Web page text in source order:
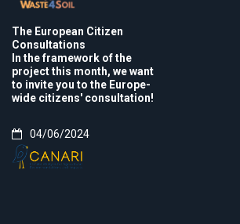
The European Citizen
Consultations
In the framework of the
project this month, we want
to invite you to the Europe-
wide citizens' consultation!
04/06/2024